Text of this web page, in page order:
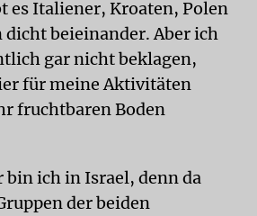
es Italiener, Kroaten, Polen
beieinander. Aber ich
gar nicht beklagen,
für meine Aktivitäten
fruchtbaren Boden
bin ich in Israel, denn da
der beiden